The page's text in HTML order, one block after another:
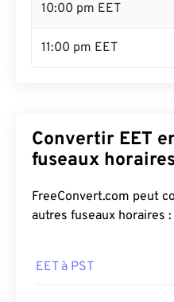
10:00 pm EET
11:00 pm EET
Convertir EET
fuseaux
FreeConvert.com peut
autres fuseaux horaires :
EET à PST